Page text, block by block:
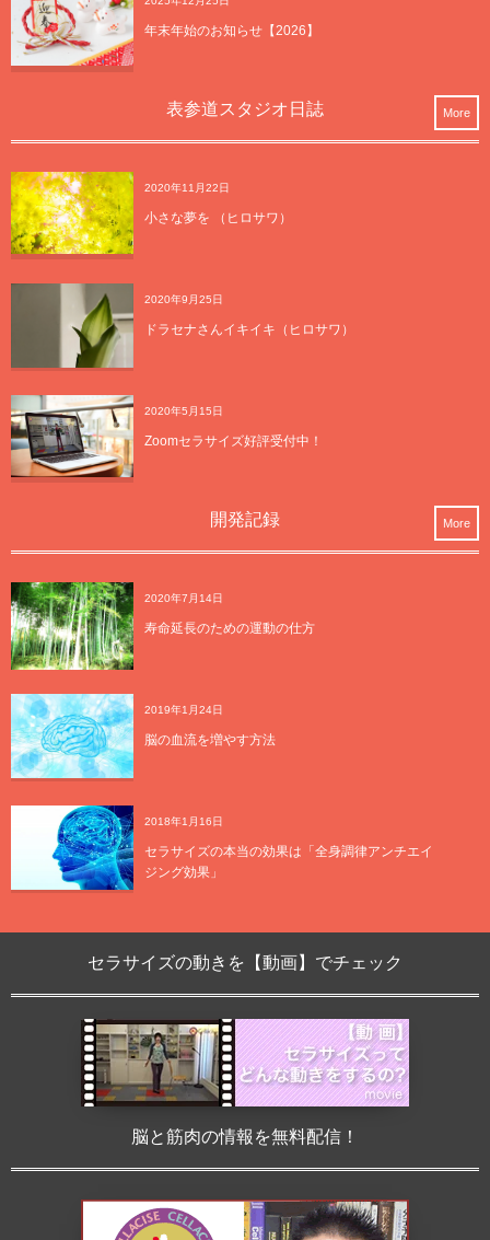
年末年始のお知らせ【2026】
表参道スタジオ日誌
2020年11月22日
小さな夢を （ヒロサワ）
2020年9月25日
ドラセナさんイキイキ（ヒロサワ）
2020年5月15日
Zoomセラサイズ好評受付中！
More
開発記録
2020年7月14日
寿命延長のための運動の仕方
2019年1月24日
脳の血流を増やす方法
2018年1月16日
セラサイズの本当の効果は「全身調律アンチエイ
ジング効果」
More
セラサイズの動きを【動画】でチェック
脳と筋肉の情報を無料配信！